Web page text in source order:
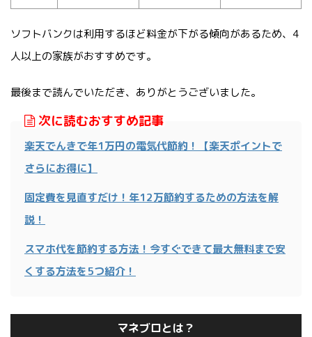
ソフトバンクは利用するほど料金が下がる傾向があるため、4
人以上の家族がおすすめです。
最後まで読んでいただき、ありがとうございました。
次に読むおすすめ記事
楽天でんきで年1万円の電気代節約！【楽天ポイントで
さらにお得に】
固定費を見直すだけ！年12万節約するための方法を解
説！
スマホ代を節約する方法！今すぐできて最大無料まで安
くする方法を5つ紹介！
マネブロとは？